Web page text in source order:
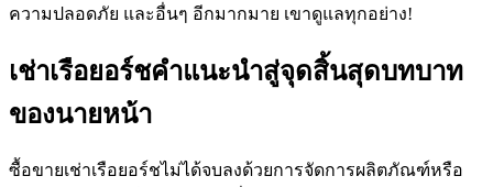
ความปลอดภัย และอื่นๆ อีกมากมาย เขาดูแลทุกอย่าง!
เช่าเรือยอร์ชคำแนะนำสู่จุดสิ้นสุดบทบาท
ของนายหน้า
ซื้อขายเช่าเรือยอร์ชไม่ได้จบลงด้วยการจัดการผลิตภัณฑ์หรือ